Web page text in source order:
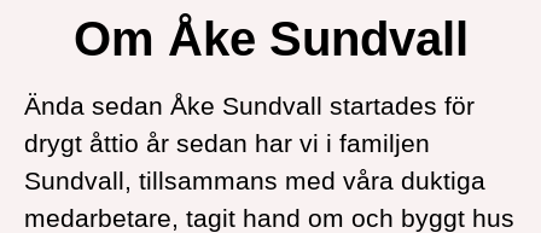
Om Åke Sundvall
Ända sedan Åke Sundvall startades för
drygt åttio år sedan har vi i familjen
Sundvall, tillsammans med våra duktiga
medarbetare, tagit hand om och byggt hus